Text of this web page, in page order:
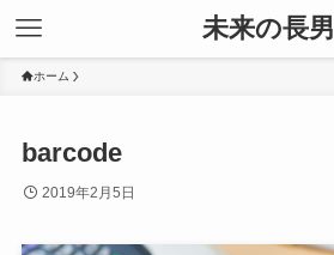
未来の長男
ホーム
barcode
2019年2月5日